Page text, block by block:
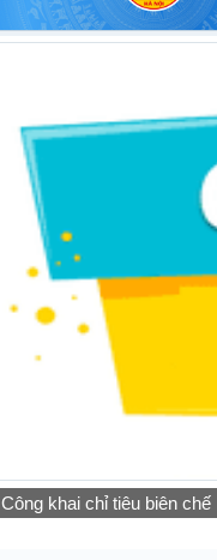
Công khai chỉ tiêu biên chế